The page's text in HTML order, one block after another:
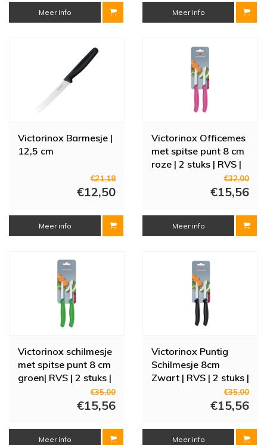
Meer info Meer info
Victorinox Barmesje |
12,5 cm
€21,18
€12,50
Meer info
Victorinox Officemes
met spitse punt 8 cm
roze | 2 stuks | RVS |
€32,00
€15,56
Meer info
Victorinox schilmesje
met spitse punt 8 cm
groen| RVS | 2 stuks |
€35,00
€15,56
Meer info
Victorinox Puntig
Schilmesje 8cm
Zwart | RVS | 2 stuks |
€35,00
€15,56
Meer info